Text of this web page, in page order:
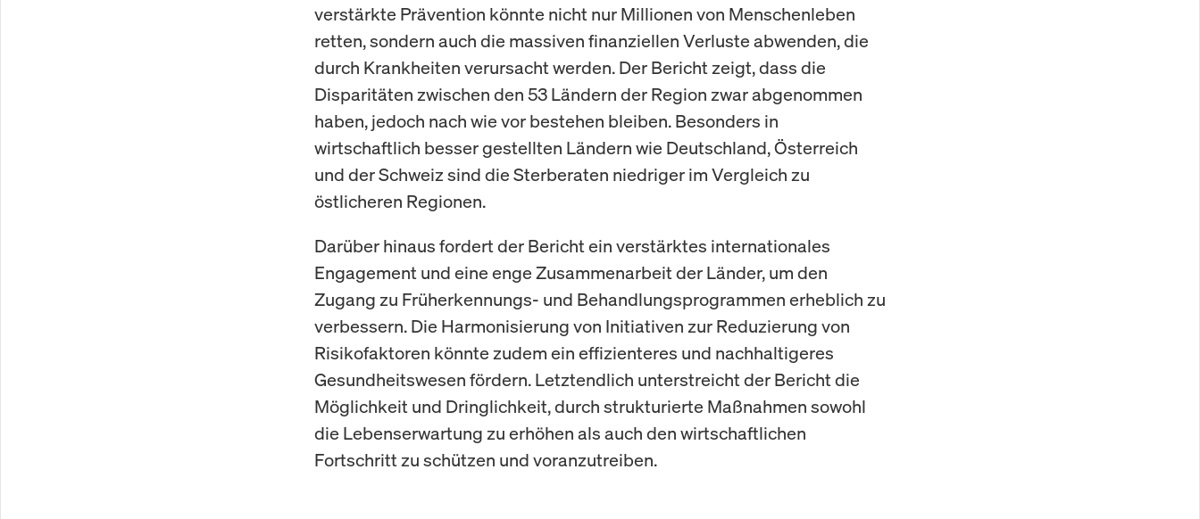
verstärkte Prävention könnte nicht nur Millionen von Menschenleben
retten, sondern auch die massiven finanziellen Verluste abwenden, die
durch Krankheiten verursacht werden. Der Bericht zeigt, dass die
Disparitäten zwischen den 53 Ländern der Region zwar abgenommen
haben, jedoch nach wie vor bestehen bleiben. Besonders in
wirtschaftlich besser gestellten Ländern wie Deutschland, Österreich
und der Schweiz sind die Sterberaten niedriger im Vergleich zu
östlicheren Regionen.
Darüber hinaus fordert der Bericht ein verstärktes internationales
Engagement und eine enge Zusammenarbeit der Länder, um den
Zugang zu Früherkennungs- und Behandlungsprogrammen erheblich zu
verbessern. Die Harmonisierung von Initiativen zur Reduzierung von
Risikofaktoren könnte zudem ein effizienteres und nachhaltigeres
Gesundheitswesen fördern. Letztendlich unterstreicht der Bericht die
Möglichkeit und Dringlichkeit, durch strukturierte Maßnahmen sowohl
die Lebenserwartung zu erhöhen als auch den wirtschaftlichen
Fortschritt zu schützen und voranzutreiben.